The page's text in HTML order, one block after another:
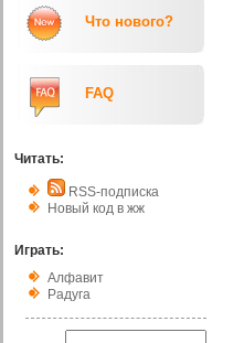
Что нового?
FAQ
Читать:
RSS-подписка
Новый код в жж
Играть:
Алфавит
Радуга